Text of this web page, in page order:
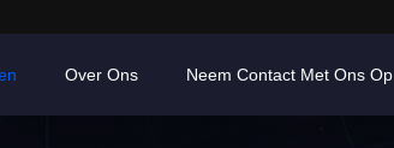
Over Ons Neem Contact Met Ons Op